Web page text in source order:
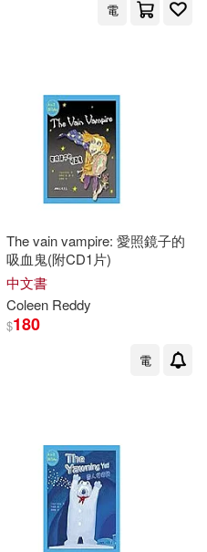
電
The vain vampire: 愛照鏡子的
吸血鬼(附CD1片)
中文書
Coleen Reddy
$180
電